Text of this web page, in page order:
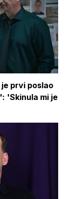
prvi poslao
'Skinula mi je